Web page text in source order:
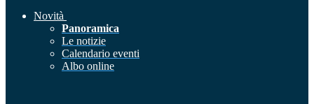
Novità
Panoramica
Le notizie
Calendario eventi
Albo online